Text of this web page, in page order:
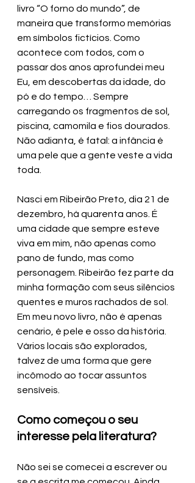
livro “O forno do mundo”, de
maneira que transformo memórias
em símbolos fictícios. Como
acontece com todos, com o
passar dos anos aprofundei meu
Eu, em descobertas da idade, do
pó e do tempo… Sempre
carregando os fragmentos de sol,
piscina, camomila e fios dourados.
Não adianta, é fatal: a infância é
uma pele que a gente veste a vida
toda.
Nasci em Ribeirão Preto, dia 21 de
dezembro, há quarenta anos. É
uma cidade que sempre esteve
viva em mim, não apenas como
pano de fundo, mas como
personagem. Ribeirão fez parte da
minha formação com seus silêncios
quentes e muros rachados de sol.
Em meu novo livro, não é apenas
cenário, é pele e osso da história.
Vários locais são explorados,
talvez de uma forma que gere
incômodo ao tocar assuntos
sensíveis.
Como começou o seu
interesse pela literatura?
Não sei se comecei a escrever ou